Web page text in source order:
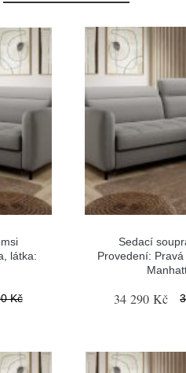
látka:
Kč
Sedací
Provedení:
34 290 Kč